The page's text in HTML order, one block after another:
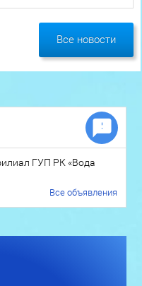
Все новости
ГУП РК «Вода
Все объявления